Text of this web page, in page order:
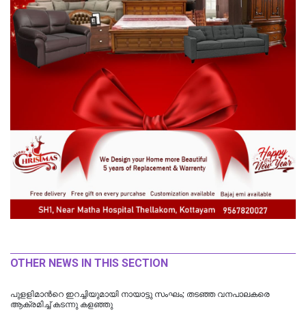
OTHER NEWS IN THIS SECTION
പുളളിമാന്‍റെ ഇറച്ചിയുമായി നായാട്ടു സംഘം; തടഞ്ഞ വനപാലകരെ
ആക്രമിച്ച് കടന്നു കളഞ്ഞു